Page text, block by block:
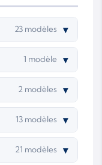
23 modèles ▾
1 modèle ▾
2 modèles ▾
13 modèles ▾
21 modèles ▾